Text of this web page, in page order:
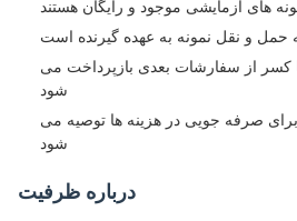
های آزمایشی موجود و رایگان هستند
حمل و نقل نمونه به عهده گیرنده است
کسر از سفارشات بعدی بازپرداخت می
شود
صرفه جویی در هزینه ها توصیه می
شود
درباره ظرفیت